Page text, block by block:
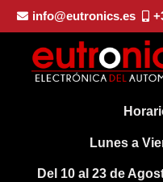
info@eutronics.es
Lunes a
Del 10 al 23 de